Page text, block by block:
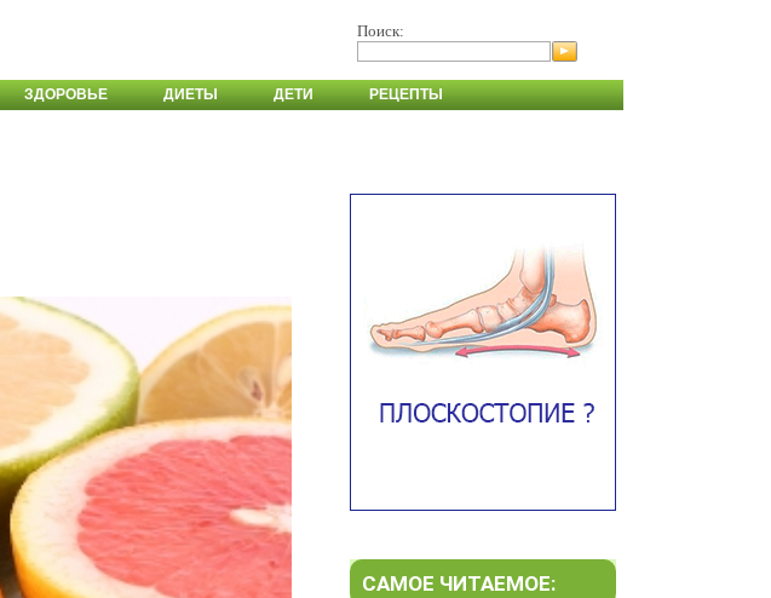
Поиск:
ЗДОРОВЬЕ ДИЕТЫ ДЕТИ РЕЦЕПТЫ
САМОЕ ЧИТАЕМОЕ: